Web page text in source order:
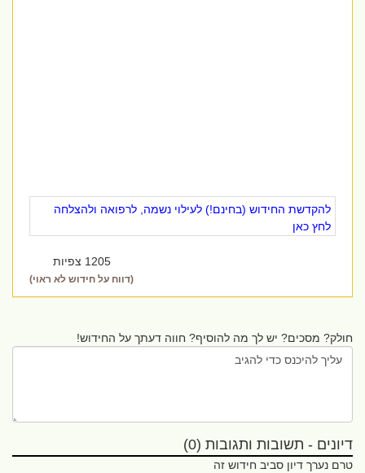
להקדשת החידוש (בחינם!) לעילוי נשמה, לרפואה ולהצלחה
לחץ כאן
1205 צפיות
(דווח על חידוש לא ראוי)
חולק? מסכים? יש לך מה להוסיף? חווה דעתך על החידוש!
דיונים - תשובות ותגובות (0)
טרם נערך דיון סביב חידוש זה